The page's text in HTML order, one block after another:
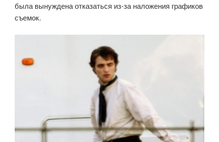
была вынуждена отказаться из-за наложения графиков
съемок.